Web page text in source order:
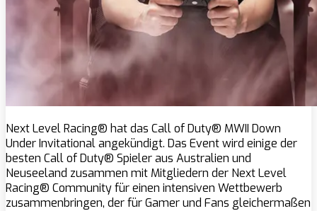
Next Level Racing® hat das Call of Duty® MWII Down
Under Invitational angekündigt. Das Event wird einige der
besten Call of Duty® Spieler aus Australien und
Neuseeland zusammen mit Mitgliedern der Next Level
Racing® Community für einen intensiven Wettbewerb
zusammenbringen, der für Gamer und Fans gleichermaßen